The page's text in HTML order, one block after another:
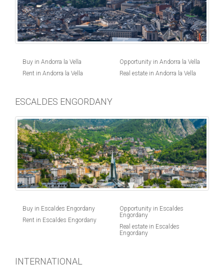
Buy in Andorra la Vella
Rent in Andorra la Vella
Opportunity in Andorra la Vella
Real estate in Andorra la Vella
ESCALDES ENGORDANY
Buy in Escaldes Engordany
Rent in Escaldes Engordany
Opportunity in Escaldes
Engordany
Real estate in Escaldes
Engordany
INTERNATIONAL